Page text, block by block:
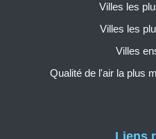
Liens
Villes les
Villes les
Villes
Qualité de l'air la plus